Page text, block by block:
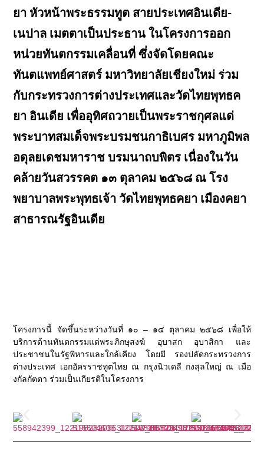
ยา หัวหน้าพระธรรมทูต สายประเทศอินเดีย-
เนปาล เมตตาเป็นประธาน ในโครงการออก
หน่วยทันตกรรมเคลื่อนที่ ซึ่งจัดโดยคณะ
ทันตแพทย์ศาสตร์ มหาวิทยาลัยเชียงใหม่ ร่วม
กับกระทรวงการต่างประเทศและวัดไทยพุทธค
ยา อินเดีย เพื่ออุทิศถวายเป็นพระราชกุศลแด่
พระบาทสมเด็จพระบรมชนกาธิเบศร มหาภูมิพล
อดุลยเดชมหาราช บรมนาถบพิตร เนื่องในวัน
คล้ายวันสวรรคต ๑๓ ตุลาคม ๒๕๖๘ ณ โรง
พยาบาลพระพุทธเจ้า วัดไทยพุทธคยา เมืองคยา
สาธารณรัฐอินเดีย
โครงการนี้ จัดขึ้นระหว่างวันที่ ๑๐ – ๑๔ ตุลาคม ๒๕๖๘ เพื่อให้
บริการด้านทันตกรรมแด่พระภิกษุสงฆ์ อุบาสก อุบาสิกา และ
ประชาชนในรัฐพิหารและใกล้เคียง โดยมี รองปลัดกระทรวงการ
ต่างประเทศ เอกอัครราชทูตไทย ณ กรุงนิวเดลี กงสุลใหญ่ ณ เมือ
งกัลกัตตา ร่วมเป็นเกียรติในโครงการ